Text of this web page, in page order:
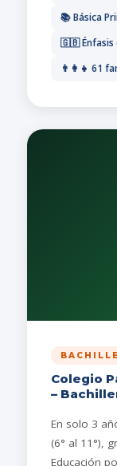
📚 Básica
🇬🇧 Énfasis
👨‍👩‍👧 61
Colegio
–
En solo 3
(6° al 11°),
Educación